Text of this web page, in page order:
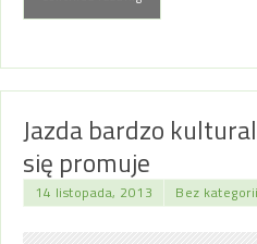
Jazda bardzo
się promuje
14 listopada, 2013 Bez kategorii